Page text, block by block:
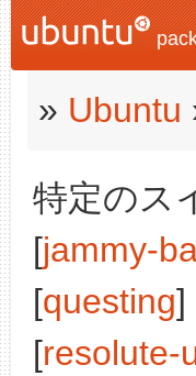
» Ubuntu
特定のス
[jammy-
[questing]
[resolute-